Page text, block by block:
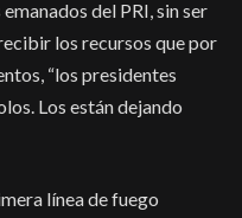
del PRI, sin ser
los recursos que por
“los presidentes
Los están dejando
línea de fuego